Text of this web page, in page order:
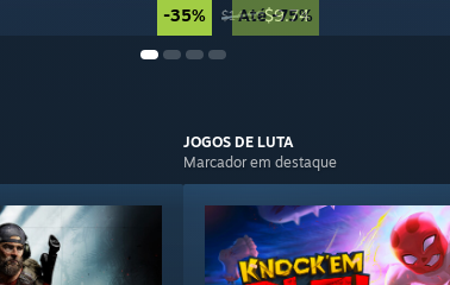
-35% $14.99$9.74
Até -75%
JOGOS DE LUTA
Marcador em destaque